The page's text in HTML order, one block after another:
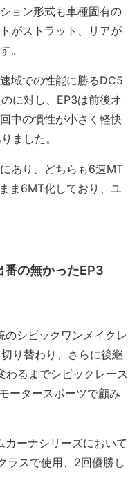
ョン形式も車種固有の
がストラット、リアが
。
域での性能に勝るDC5
に対し、EP3は前後オ
中の慣性が小さく軽快
ました。
あり、どちらも6速MT
ま6MT化しており、ユ
番の無かったEP3
のシビックワンメイクレ
り替わり、さらに後継
わるまでシビックレース
ータースポーツで顧み
ーナシリーズにおいて
ラスで使用、2回優勝し